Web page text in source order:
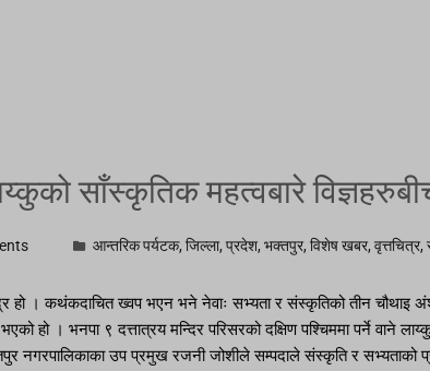
साँस्कृतिक महत्वबारे
आन्तरिक पर्यटक, जिल्ला, प्रदेश, भक्तपुर, विशेष खबर, वृत्तचित्र,
हो । कथंकदाचित ख्वप भएन भने नेवाः सभ्यता र संस्कृतिको तीन चौथाइ
हो । भनपा ९ दत्तात्रय मन्दिर परिसरको दक्षिण पश्चिममा पर्ने वाने
उप प्रमुख रजनी जोशीले सम्पदाले संस्कृति र सभ्यताको